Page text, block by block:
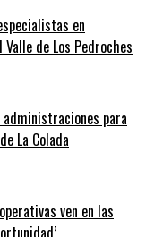
en
de Los Pedroches
para
La Colada
ven en las